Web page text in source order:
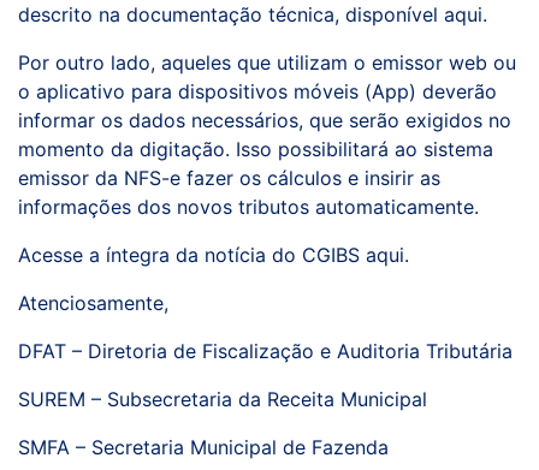
descrito na documentação técnica, disponível aqui.
Por outro lado, aqueles que utilizam o emissor web ou
o aplicativo para dispositivos móveis (App) deverão
informar os dados necessários, que serão exigidos no
momento da digitação. Isso possibilitará ao sistema
emissor da NFS-e fazer os cálculos e insirir as
informações dos novos tributos automaticamente.
Acesse a íntegra da notícia do CGIBS aqui.
Atenciosamente,
DFAT – Diretoria de Fiscalização e Auditoria Tributária
SUREM – Subsecretaria da Receita Municipal
SMFA – Secretaria Municipal de Fazenda